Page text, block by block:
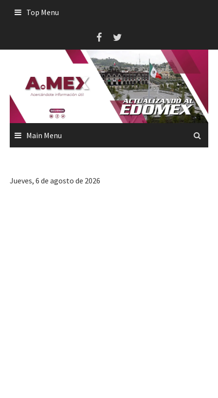
Top Menu
Main Menu
Jueves, 6 de agosto de 2026